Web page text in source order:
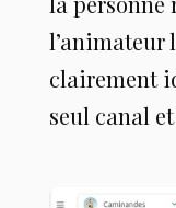
l’animateur
clairement
seul canal